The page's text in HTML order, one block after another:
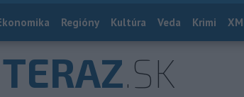
Regióny Kultúra Veda Krimi
TERAZ.SK